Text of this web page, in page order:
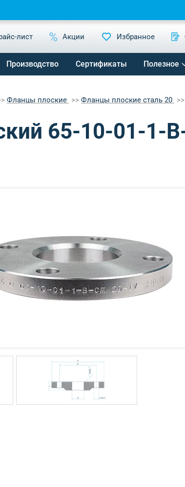
лист Акции Избранное
Производство Сертификаты Полезное
Фланцы плоские Фланцы плоские сталь 20
65-10-01-1-